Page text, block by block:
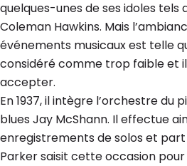
quelques-unes de ses idoles tels
Coleman Hawkins. Mais
événements musicaux est telle
considéré comme trop faible et
accepter.
En 1937, il intègre l’orchestre du
blues Jay McShann. Il effectue
enregistrements de solos et part
Parker saisit cette occasion